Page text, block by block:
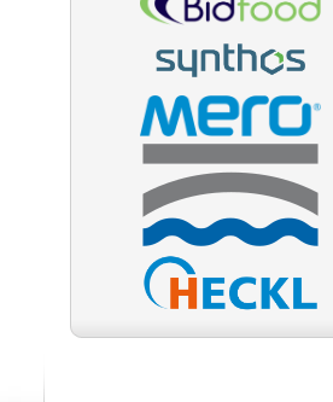
U20: Turnaj Prostějov
U20: Turnaj Prostějov
U16 : Kpy